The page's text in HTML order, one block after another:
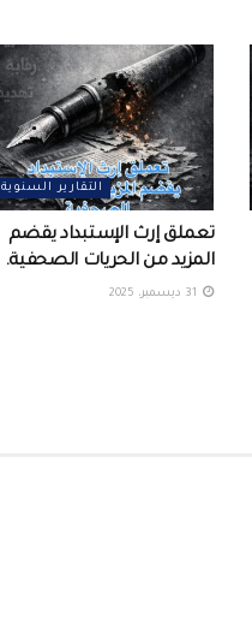
التقارير السنوية
تعملق إرث الإستبداد يقضم
المزيد من الحريات الصحفية.